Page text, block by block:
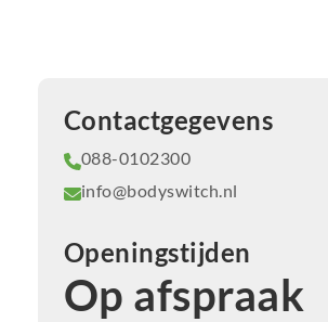
Contactgegevens
088-0102300
info@bodyswitch.nl
Openingstijden
Op afspraak